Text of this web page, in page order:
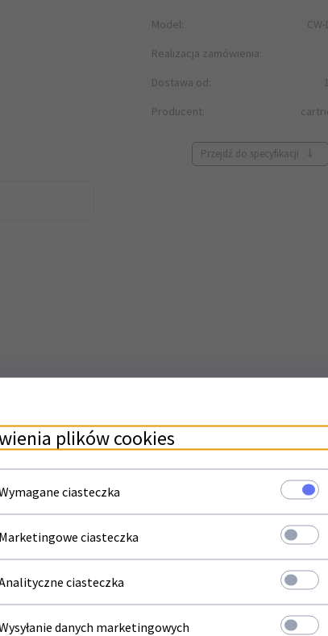
Model:
Realizacja zamówienia:
Dostawa od:
Producent:
Przejdź do specyfikacji
plików cookies
ciasteczka
Marketingowe ciasteczka
ciasteczka
danych marketingowych
Newsletter
Zapisz się do newslettera i bądź na bieżąco z naszą ofertą
Twój adres email